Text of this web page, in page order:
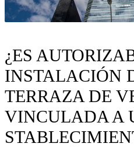
¿ES
INSTALACIÓN
TERRAZA DE
VINCULADA A